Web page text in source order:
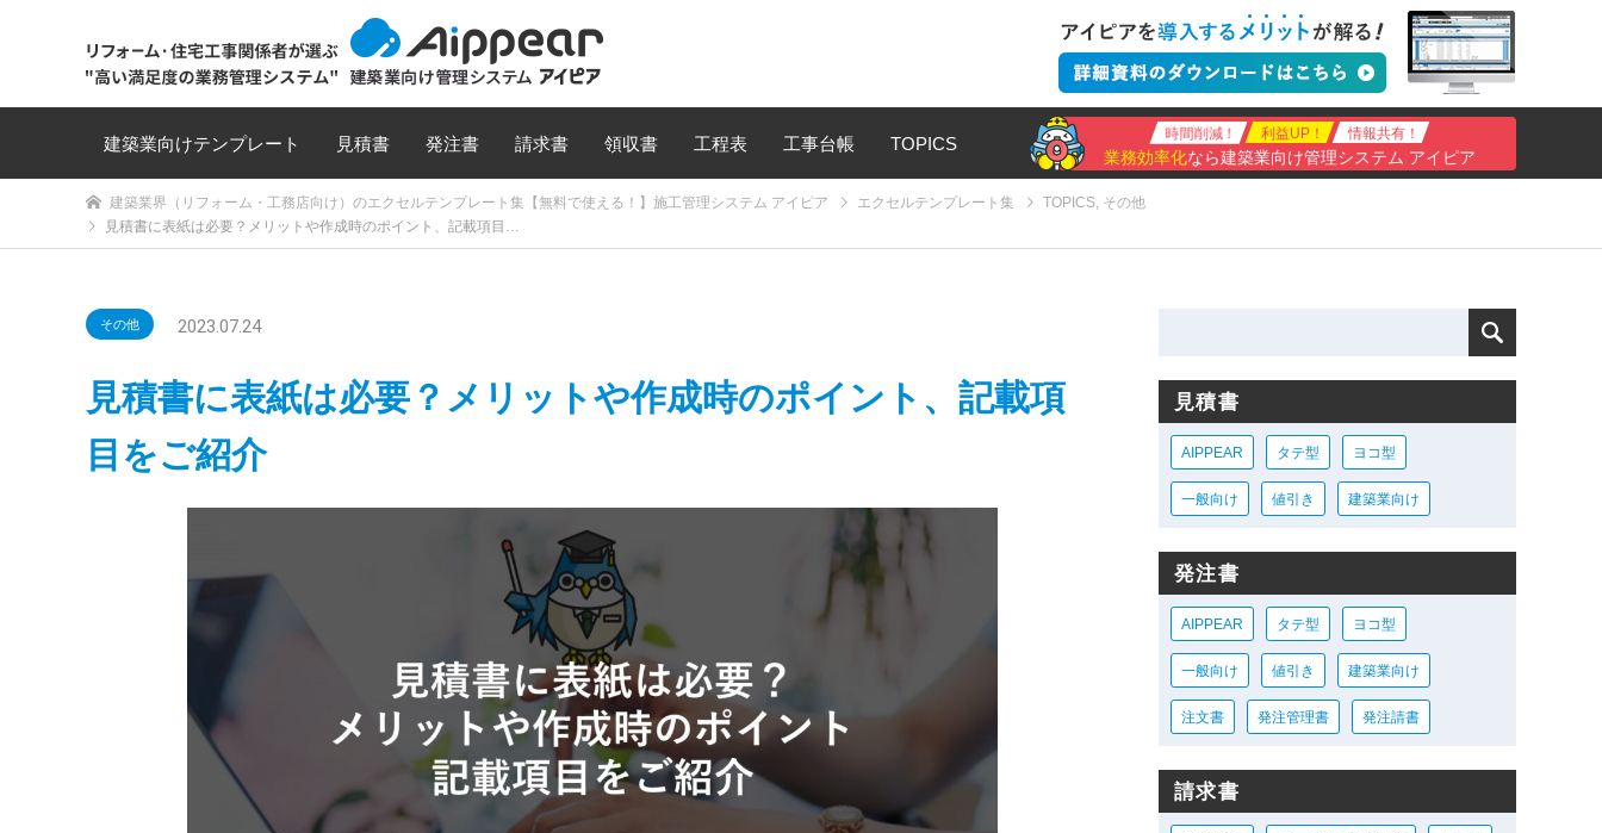
建築業向けテンプレート 見積書 発注書 請求書 領収書 工程表 工事台帳 TOPICS
時間削減！ 利益UP！ 情報共有！
業務効率化なら建築業向け管理システム アイピア
建築業界（リフォーム・工務店向け）のエクセルテンプレート集【無料で使える！】施工管理システム アイピア エクセルテンプレート集 TOPICS, その他
見積書に表紙は必要？メリットや作成時のポイント、記載項目…
その他 2023.07.24
見積書に表紙は必要？メリットや作成時のポイント、記載項
目をご紹介
見積書
AIPPEAR タテ型 ヨコ型
一般向け 値引き 建築業向け
発注書
AIPPEAR タテ型 ヨコ型
一般向け 値引き 建築業向け
注文書 発注管理書 発注請書
請求書